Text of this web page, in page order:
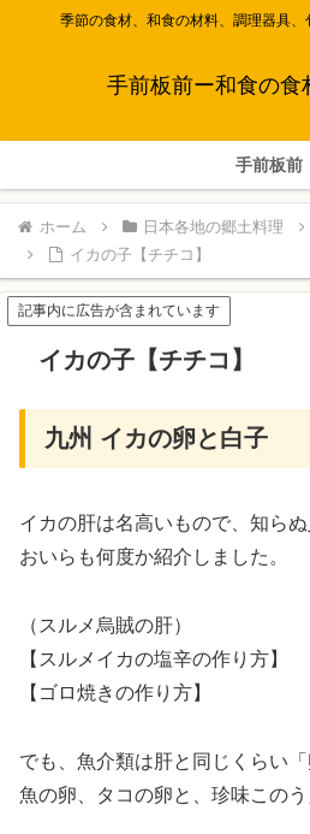
季節の食材、和食の材料、調理器具
手前板前ー和食の食
手前板前
ホーム 日本各地の郷土料理
イカの子【チチコ】
記事内に広告が含まれています
イカの子【チチコ】
九州 イカの卵と白子
イカの肝は名高いもので、知らぬ
おいらも何度か紹介しました。
（スルメ烏賊の肝）
【スルメイカの塩辛の作り方】
【ゴロ焼きの作り方】
でも、魚介類は肝と同じくらい「
魚の卵、タコの卵と、珍味このう